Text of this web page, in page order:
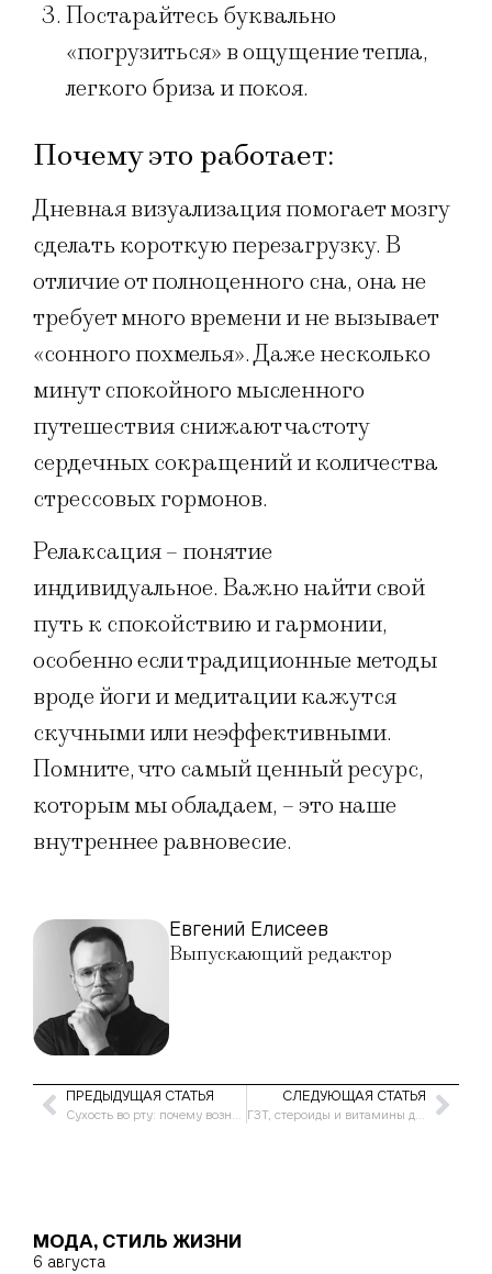
Постарайтесь буквально
«погрузиться» в ощущение тепла,
легкого бриза и покоя.
Почему это работает:
Дневная визуализация помогает мозгу
сделать короткую перезагрузку. В
отличие от полноценного сна, она не
требует много времени и не вызывает
«сонного похмелья». Даже несколько
минут спокойного мысленного
путешествия снижают частоту
сердечных сокращений и количества
стрессовых гормонов.
Релаксация – понятие
индивидуальное. Важно найти свой
путь к спокойствию и гармонии,
особенно если традиционные методы
вроде йоги и медитации кажутся
скучными или неэффективными.
Помните, что самый ценный ресурс,
которым мы обладаем, – это наше
внутреннее равновесие.
Евгений Елисеев
Выпускающий редактор
ПРЕДЫДУЩАЯ СТАТЬЯ
Сухость во рту: почему возникает и как с ней бороться
СЛЕДУЮЩАЯ СТАТЬЯ
ГЗТ, стероиды и витамины для мужчин 40+: на что обратить внимание?
МОДА, СТИЛЬ ЖИЗНИ
6 августа